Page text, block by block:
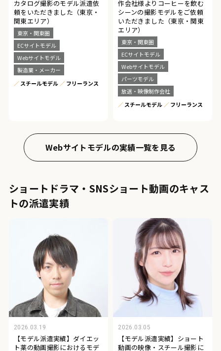
カタログ撮影のモデル派遣依
頼をいただきました（東京・
関東エリア）
東京・関東圏
ECサイトモデル
Webサイトモデル
製造業・メーカー
スチールモデル
フリーランス
作会社様よりコーヒーを飲む
シーンの撮影モデルをご依頼
いただきました（東京・関東
エリア）
東京・関東圏
ECサイトモデル
Webサイトモデル
パーツモデル
放送・映像制作会社
スチールモデル
フリーランス
Webサイトモデルの実績一覧を見る
ショートドラマ・SNSショート動画のキャス
トの派遣実績
2026.03.19
【モデル派遣実績】ダイエッ
ト薬の動画撮影におけるモデ
2026.03.05
【モデル派遣実績】ショート
動画の映像・スチール撮影に